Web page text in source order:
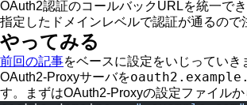
OAuth2認証のコールバックURLを統一で
指定したドメインレベルで認証が通るので
やってみる
前回の記事をベースに設定をいじっていき
OAuth2-Proxyサーバを
す。まずはOAuth2-Proxyの設定ファイルか